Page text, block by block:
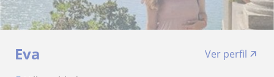
Eva
Ver perfil